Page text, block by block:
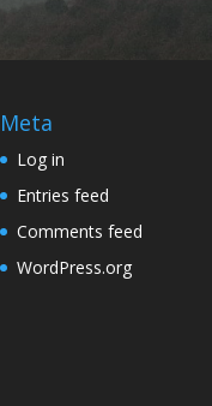
Meta
Log in
Entries feed
Comments feed
WordPress.org